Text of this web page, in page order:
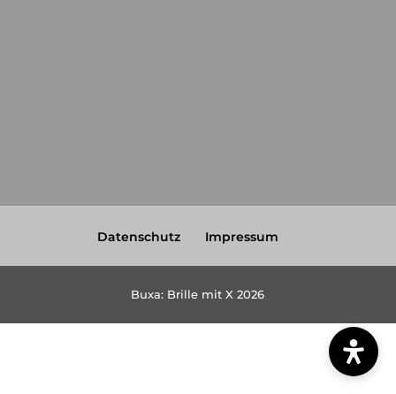
Datenschutz Impressum
Buxa: Brille mit X 2026